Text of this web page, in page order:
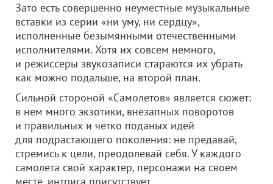
Зато есть совершенно неуместные музыкальные
вставки из серии «ни уму, ни сердцу»,
исполненные безымянными отечественными
исполнителями. Хотя их совсем немного,
и режиссеры звукозаписи стараются их убрать
как можно подальше, на второй план.
Сильной стороной «Самолетов» является сюжет:
в нем много экзотики, внезапных поворотов
и правильных и четко поданых идей
для подрастающего поколения: не предавай,
стремись к цели, преодолевай себя. У каждого
самолета свой характер, персонажи на своем